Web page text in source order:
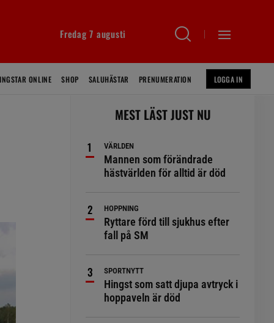
Fredag 7 augusti
ONLINE SHOP SALUHÄSTAR PRENUMERATION LOGGA IN
MEST LÄST JUST NU
VÄRLDEN
Mannen som förändrade
hästvärlden för alltid är död
HOPPNING
Ryttare förd till sjukhus efter
fall på SM
SPORTNYTT
Hingst som satt djupa avtryck i
hoppaveln är död